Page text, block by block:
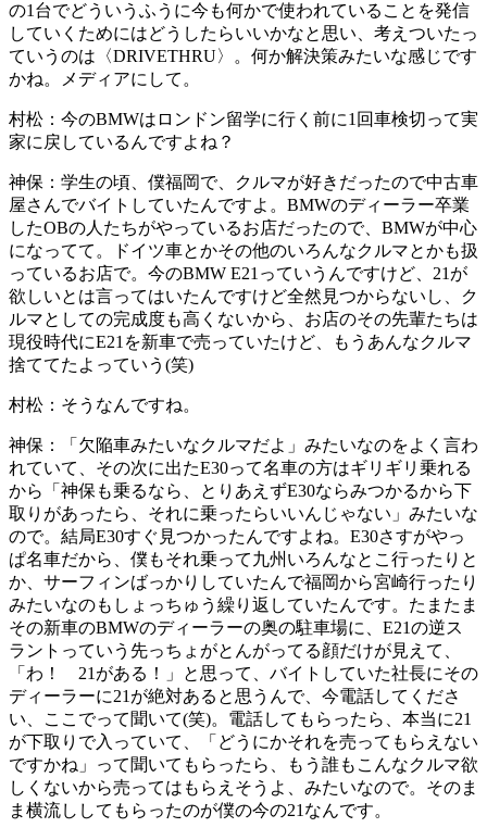
の1台でどういうふうに今も何かで使われていることを発信
していくためにはどうしたらいいかなと思い、考えついたっ
ていうのは〈DRIVETHRU〉。何か解決策みたいな感じです
かね。メディアにして。
村松： 今のBMWはロンドン留学に行く前に1回車検切って実
家に戻しているんですよね？
神保： 学生の頃、僕福岡で、クルマが好きだったので中古車
屋さんでバイトしていたんですよ。BMWのディーラー卒業
したOBの人たちがやっているお店だったので、BMWが中心
になってて。ドイツ車とかその他のいろんなクルマとかも扱
っているお店で。今のBMW E21っていうんですけど、21が
欲しいとは言ってはいたんですけど全然見つからないし、ク
ルマとしての完成度も高くないから、お店のその先輩たちは
現役時代にE21を新車で売っていたけど、もうあんなクルマ
捨ててたよっていう(笑)
村松： そうなんですね。
神保：
「欠陥車みたいなクルマだよ」みたいなのをよく言わ
れていて、その次に出たE30って名車の方はギリギリ乗れる
から「神保も乗るなら、とりあえずE30ならみつかるから下
取りがあったら、それに乗ったらいいんじゃない」みたいな
ので。結局E30すぐ見つかったんですよね。E30さすがやっ
ぱ名車だから、僕もそれ乗って九州いろんなとこ行ったりと
か、サーフィンばっかりしていたんで福岡から宮崎行ったり
みたいなのもしょっちゅう繰り返していたんです。たまたま
その新車のBMWのディーラーの奥の駐車場に、E21の逆ス
ラントっていう先っちょがとんがってる顔だけが見えて、
「わ！ 21がある！」と思って、バイトしていた社長にその
ディーラーに21が絶対あると思うんで、今電話してくださ
い、ここでって聞いて(笑)。電話してもらったら、本当に21
が下取りで入っていて、「どうにかそれを売ってもらえない
ですかね」って聞いてもらったら、もう誰もこんなクルマ欲
しくないから売ってはもらえそうよ、みたいなので。そのま
ま横流ししてもらったのが僕の今の21なんです。